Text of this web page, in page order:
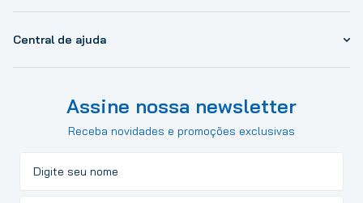
Central de ajuda
Assine nossa newsletter
Receba novidades e promoções exclusivas